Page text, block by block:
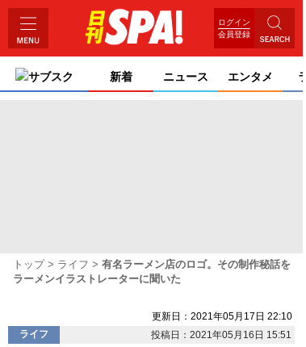
ログイン
会員登録
サブスク 新着 ニュース エンタメ
トップ ライフ
有名ラーメン店のロゴ。その制作秘話を
ラーメンイラストレーターに聞いた
更新日：2021年05月17日 22:10
ライフ
投稿日：2021年05月16日 15:51